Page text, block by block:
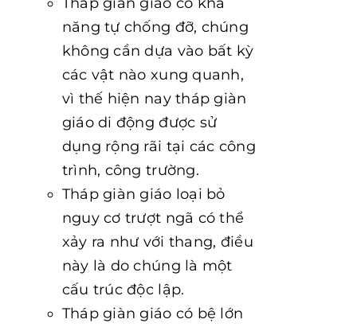
năng tự chống đỡ, chúng
không cần dựa vào bất kỳ
các vật nào xung quanh,
vì thế hiện nay tháp giàn
giáo di động được sử
dụng rộng rãi tại các công
trình, công trường.
Tháp giàn giáo loại bỏ
nguy cơ trượt ngã có thể
xảy ra như với thang, điều
này là do chúng là một
cấu trúc độc lập.
Tháp giàn giáo có bệ lớn